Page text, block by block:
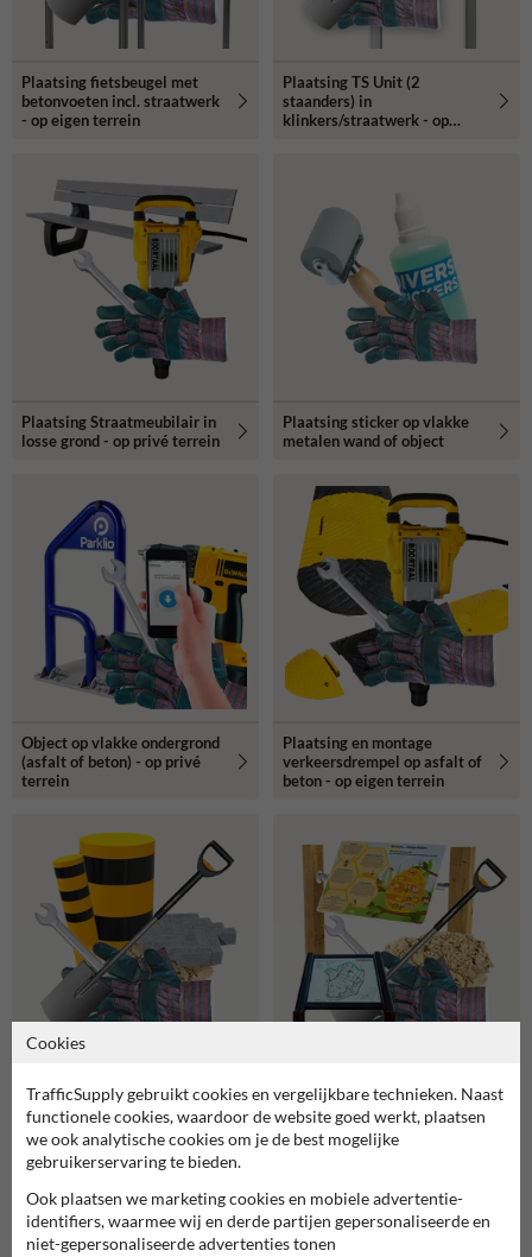
Plaatsing fietsbeugel met
betonvoeten incl. straatwerk
- op eigen terrein
Plaatsing TS Unit (2
staanders) in
klinkers/straatwerk - op
Plaatsing Straatmeubilair in
losse grond - op privé terrein
Plaatsing sticker op vlakke
metalen wand of object
Object op vlakke ondergrond
(asfalt of beton) - op privé
terrein
Plaatsing en montage
verkeersdrempel op asfalt of
beton - op eigen terrein
straatwerk + betonmortel -
op privé terrein
informatiebord met 2
staanders - op eigen terrein
Cookies
TrafficSupply gebruikt cookies en vergelijkbare technieken. Naast
functionele cookies, waardoor de website goed werkt, plaatsen
we ook analytische cookies om je de best mogelijke
gebruikerservaring te bieden.
Ook plaatsen we marketing cookies en mobiele advertentie-
identifiers, waarmee wij en derde partijen gepersonaliseerde en
niet-gepersonaliseerde advertenties tonen